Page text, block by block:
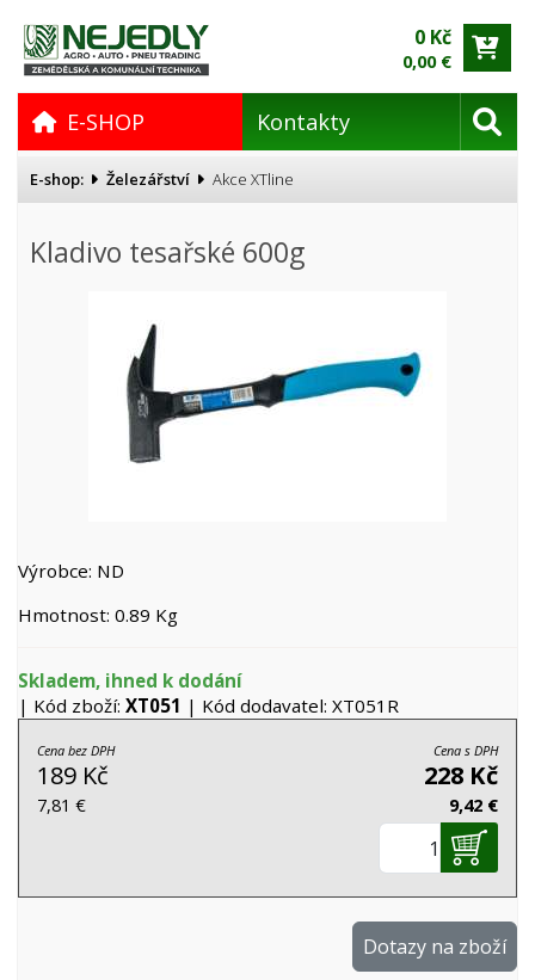
0 Kč
0,00 €
E-SHOP Kontakty
E-shop: Železářství Akce XTline
Kladivo tesařské 600g
Výrobce: ND
Hmotnost: 0.89 Kg
Skladem, ihned k dodání
| Kód zboží: XT051 | Kód dodavatel: XT051R
Cena bez DPH
189 Kč
7,81 €
Cena s DPH
228 Kč
9,42 €
Dotazy na zboží